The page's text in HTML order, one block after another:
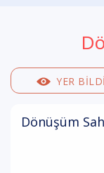
YER
Dönüşüm